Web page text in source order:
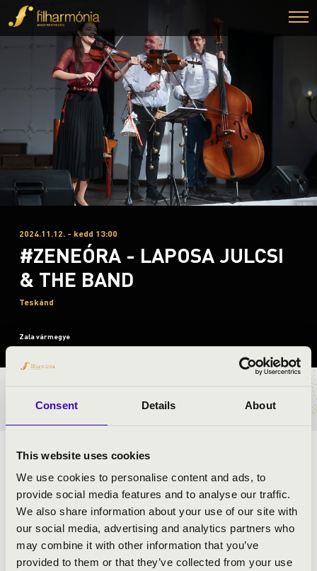
Consent Details About
This website uses cookies
We use cookies to personalise content and ads, to
provide social media features and to analyse our traffic.
We also share information about your use of our site with
our social media, advertising and analytics partners who
may combine it with other information that you’ve
provided to them or that they’ve collected from your use
2024.11.12. - kedd 13:00
#ZENEÓRA - LAPOSA JULCSI
& THE BAND
Teskánd
Zala vármegye
BÉRLET- ÉS JEGYÁRAK
Laposa Julcsi Junior Prima Díjas népzenész-zenei
mediátor, aki egészen kicsi kora óta a népzene
bűvöletében él, kulturális missziójának tekinti a
népzene mesebeli erejének megismertetését, -
népszokások, néphagyományok felkutatását és
átörökítését az utókor számára. Hitvallása szerint
gyökereink, hagyományaink nélkül elvesznénk, így